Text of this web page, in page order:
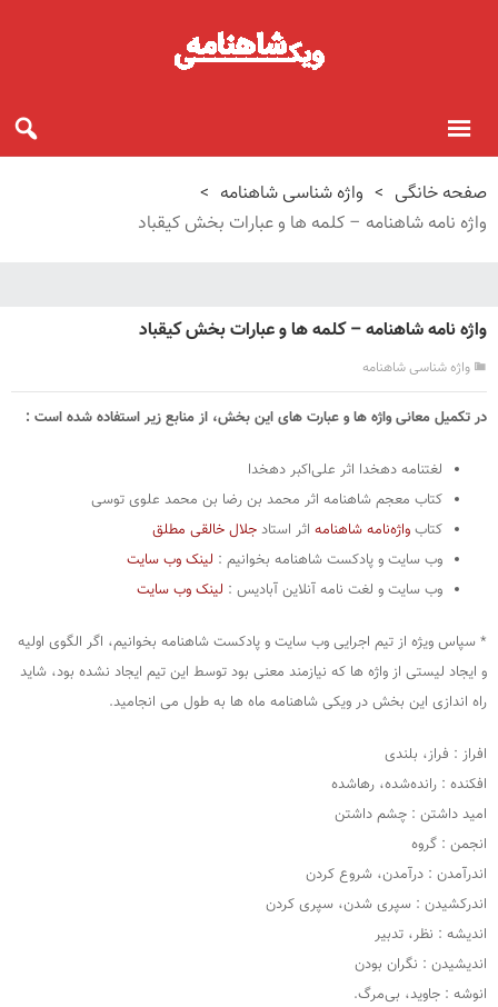
صفحه خانگی > واژه شناسی شاهنامه >
واژه نامه شاهنامه – کلمه ها و عبارات بخش کیقباد
واژه نامه شاهنامه – کلمه ها و عبارات بخش کیقباد
واژه شناسی شاهنامه
در تکمیل معانی واژه ها و عبارت های این بخش، از منابع زیر استفاده شده است :
لغتنامه دهخدا اثر علی‌اکبر دهخدا
کتاب معجم شاهنامه اثر محمد بن رضا بن محمد علوی توسی
کتاب واژه‌نامه شاهنامه اثر استاد جلال خالقی مطلق
وب سایت و پادکست شاهنامه بخوانیم : لینک وب سایت
وب سایت و لغت نامه آنلاین آبادیس : لینک وب سایت
* سپاس ویژه از تیم اجرایی وب سایت و پادکست شاهنامه بخوانیم، اگر الگوی اولیه
و ایجاد لیستی از واژه ها که نیازمند معنی بود توسط این تیم ایجاد نشده بود، شاید
راه اندازی این بخش در ویکی شاهنامه ماه ها به طول می انجامید.
افراز : فراز، بلندی
افکنده : رانده‌شده، رهاشده
امید داشتن : چشم داشتن
انجمن : گروه
اندرآمدن : درآمدن، شروع کردن
اندرکشیدن : سپری شدن، سپری کردن
اندیشه : نظر، تدبیر
اندیشیدن : نگران بودن
انوشه : جاوید، بی‌مرگ.